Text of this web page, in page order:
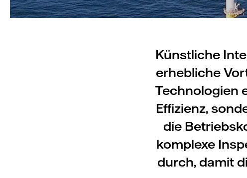
Künstliche
erhebliche
Technologien
Effizienz,
die
komplexe
durch, damit